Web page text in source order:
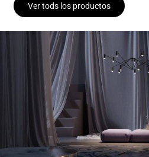
Ver tods los productos